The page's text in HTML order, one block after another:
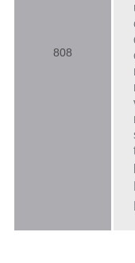
808